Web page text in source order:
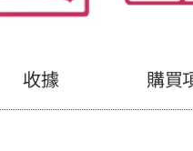
收據 購買